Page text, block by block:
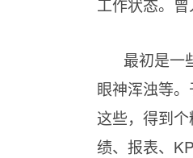
工作状态。
最初是一
眼神浑浊等
这些，得到
绩、报表、